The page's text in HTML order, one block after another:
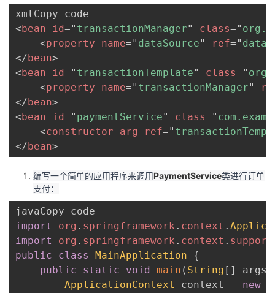
<bean id=" transactionManager" class="
<property name=" dataSource" ref="
</bean>
<bean id=" transactionTemplate" class="
<property name=" transactionManager"
</bean>
<bean id=" paymentService" class="
<constructor-arg ref="
</bean>
编写一个简单的应用程序来调用PaymentService类进行订单
支付：
import
org . springframework . context .
import
org . springframework . context . support
public
class MainApplication
{
public
static void main ( String [ ] args
ApplicationContext
context = new